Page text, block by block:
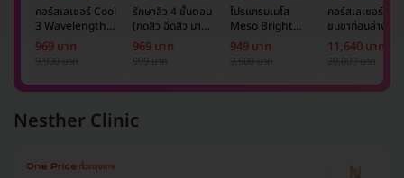
คอร์สเลเซอร์ Cool
3 Wavelength
Diode กำจัดขน
รักแร้ 1 ปี 12 ครั้ง
969 บาท
9,900 บาท
รักษาสิว 4 ขั้นตอน
(กดสิว ฉีดสิว มาส์ก
หน้า และฉายแสง)
1 ครั้ง
969 บาท
999 บาท
โปรแกรมเมโส
Meso Bright
จำนวนซีซีขึ้นอยู่กับ
แพทย์ประเมิน เพื่อ
ครั้ง
949 บาท
3,500 บาท
คอร์สเลเซอร์กำจั
ขนขาท่อนล่าง 2
ข้าง 5 ครั้ง ด้วย
เลเซอร์
11,640 บาท
20,000 บาท
Nesther Clinic